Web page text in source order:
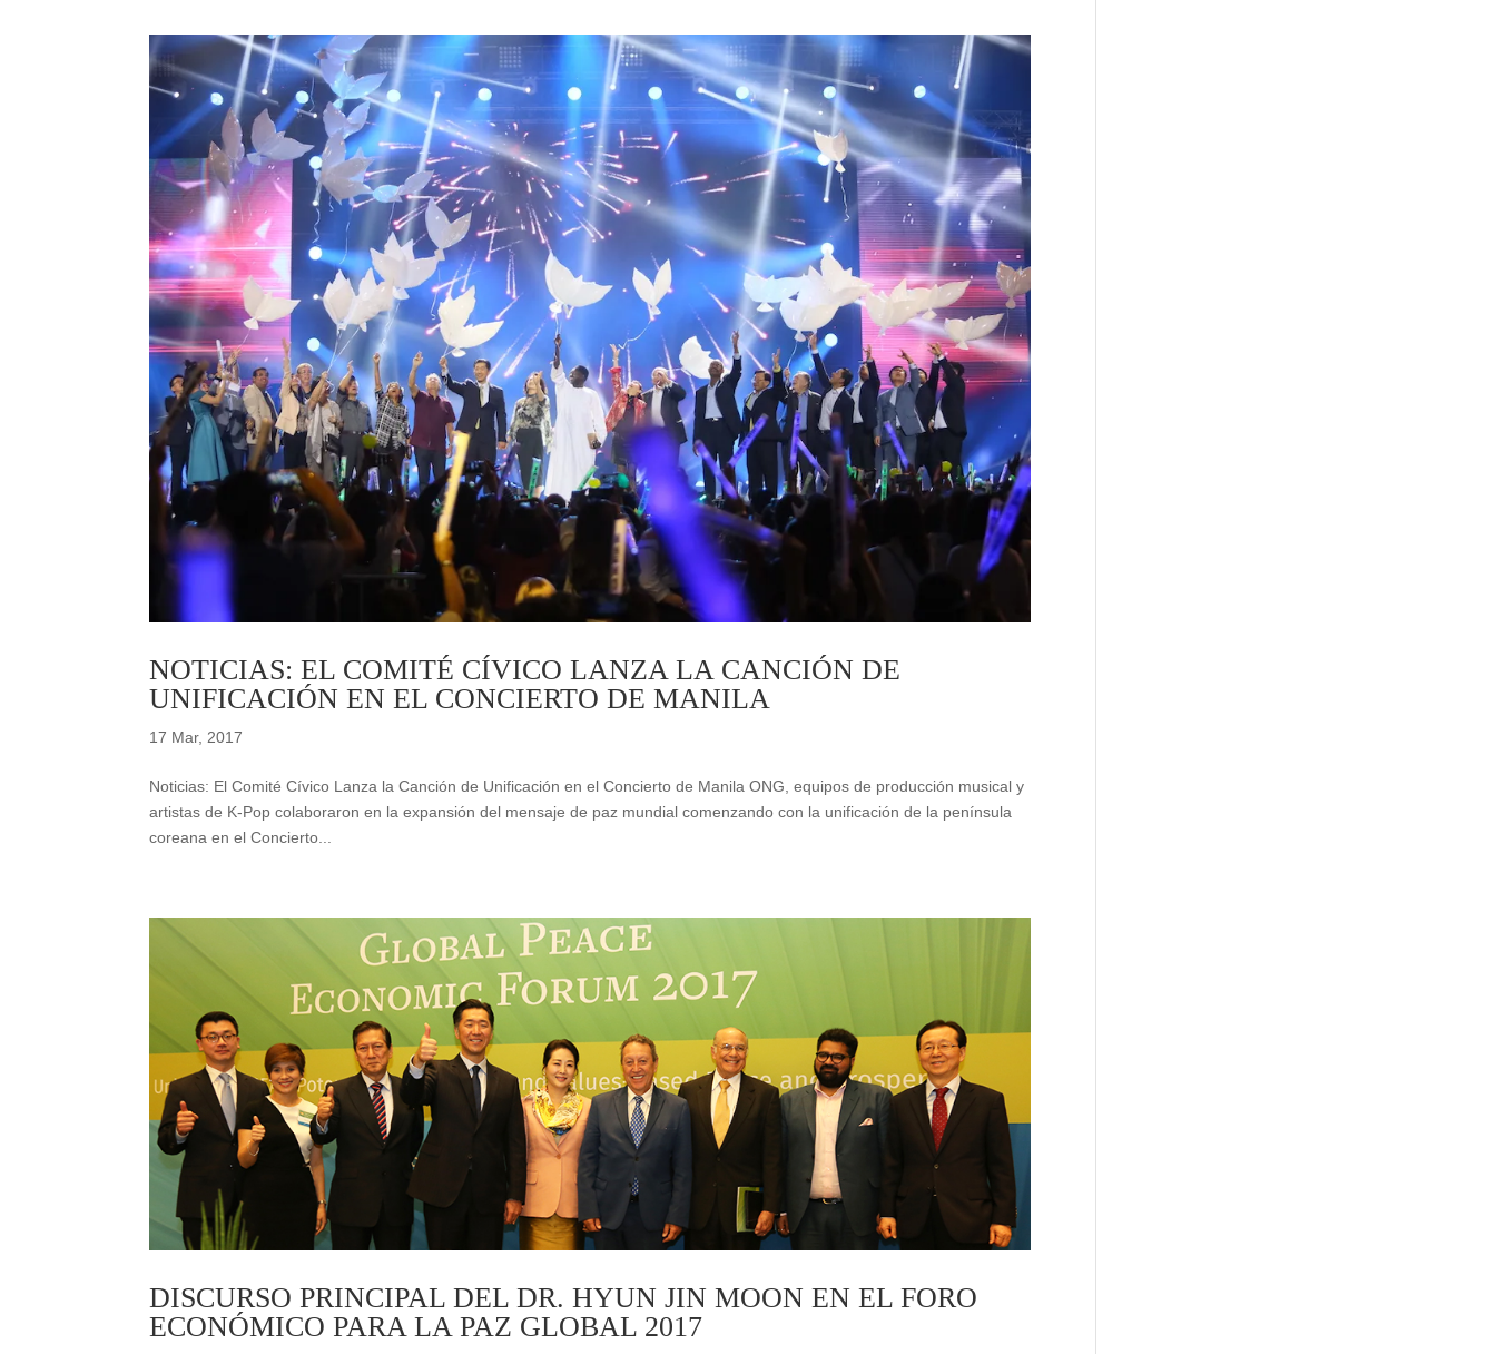
NOTICIAS: EL COMITÉ CÍVICO LANZA LA CANCIÓN DE
UNIFICACIÓN EN EL CONCIERTO DE MANILA
17 Mar, 2017
Noticias: El Comité Cívico Lanza la Canción de Unificación en el Concierto de Manila ONG, equipos de producción musical y
artistas de K-Pop colaboraron en la expansión del mensaje de paz mundial comenzando con la unificación de la península
coreana en el Concierto...
DISCURSO PRINCIPAL DEL DR. HYUN JIN MOON EN EL FORO
ECONÓMICO PARA LA PAZ GLOBAL 2017